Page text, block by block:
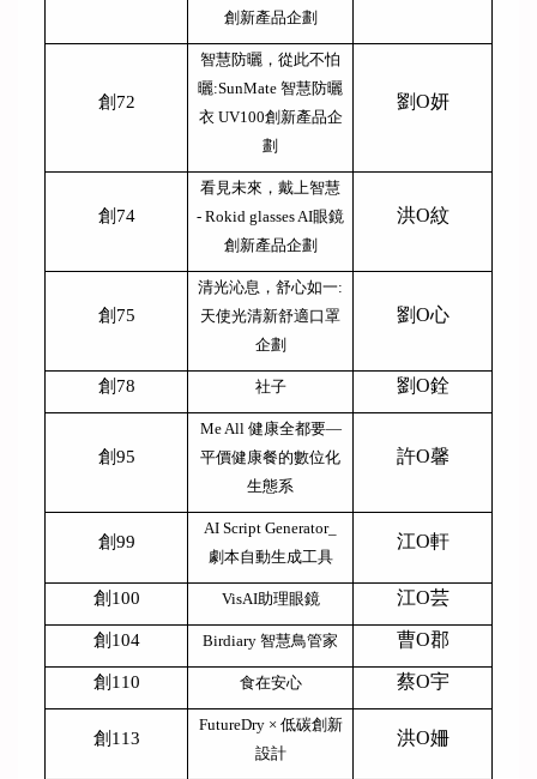
創新產品企劃
創72
智慧防曬，從此不怕
曬:SunMate 智慧防曬
衣 UV100創新產品企
劃
劉O妍
創74
看見未來，戴上智慧
- Rokid glasses AI眼鏡
創新產品企劃
洪O紋
創75
清光沁息，舒心如一:
天使光清新舒適口罩
企劃
劉O心
創78 社子 劉O銓
創95
Me All 健康全都要—
平價健康餐的數位化
生態系
許O馨
創99
AI Script Generator_
劇本自動生成工具
江O軒
創100 VisAI助理眼鏡 江O芸
創104 Birdiary 智慧鳥管家 曹O郡
創110 食在安心 蔡O宇
創113
FutureDry × 低碳創新
設計
洪O姍